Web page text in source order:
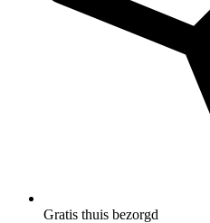
Gratis thuis bezorgd